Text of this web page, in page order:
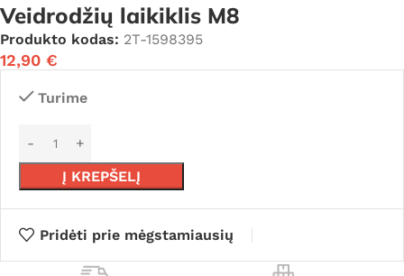
Veidrodžių laikiklis M8
Produkto kodas: 2T-1598395
12,90 €
Turime
Į KREPŠELĮ
Pridėti prie mėgstamiausių